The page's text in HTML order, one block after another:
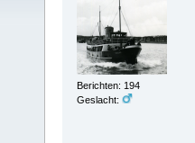
Berichten: 194
Geslacht: